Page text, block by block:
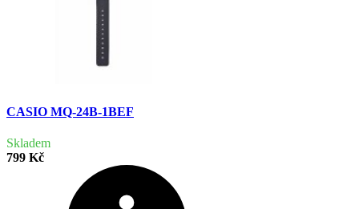
CASIO MQ-24B-1BEF
Skladem
799 Kč